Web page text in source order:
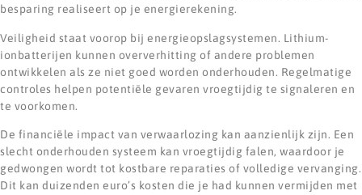
besparing realiseert op je energierekening.
Veiligheid staat voorop bij energieopslagsystemen. Lithium-
ionbatterijen kunnen oververhitting of andere problemen
ontwikkelen als ze niet goed worden onderhouden. Regelmatige
controles helpen potentiële gevaren vroegtijdig te signaleren en
te voorkomen.
De financiële impact van verwaarlozing kan aanzienlijk zijn. Een
slecht onderhouden systeem kan vroegtijdig falen, waardoor je
gedwongen wordt tot kostbare reparaties of volledige vervanging.
Dit kan duizenden euro’s kosten die je had kunnen vermijden met